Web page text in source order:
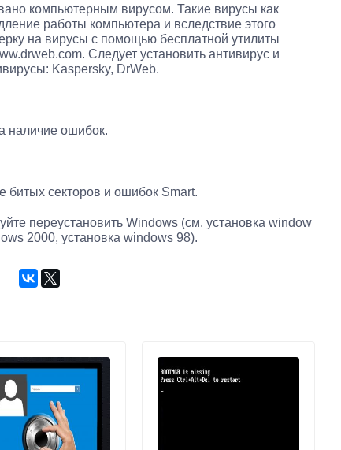
компьютерным вирусом. Такие вирусы как
работы компьютера и вследствие этого
на вирусы с помощью бесплатной утилиты
Следует установить антивирус и
Kaspersky, DrWeb.
наличие ошибок.
битых секторов и ошибок Smart.
переустановить Windows (см. установка window
2000, установка windows 98).